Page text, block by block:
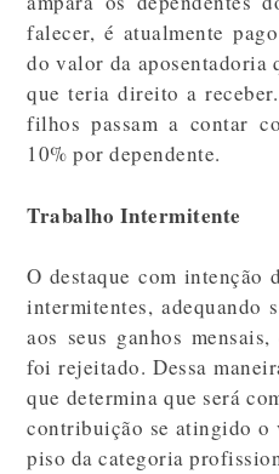
falecer, é atualmente
do valor da aposentadoria
que teria direito a
filhos passam a contar
10% por dependente.
Trabalho Intermitente
O destaque com intenção
intermitentes, adequando
aos seus ganhos
foi rejeitado. Dessa
que determina que será
contribuição se atingido o
piso da categoria